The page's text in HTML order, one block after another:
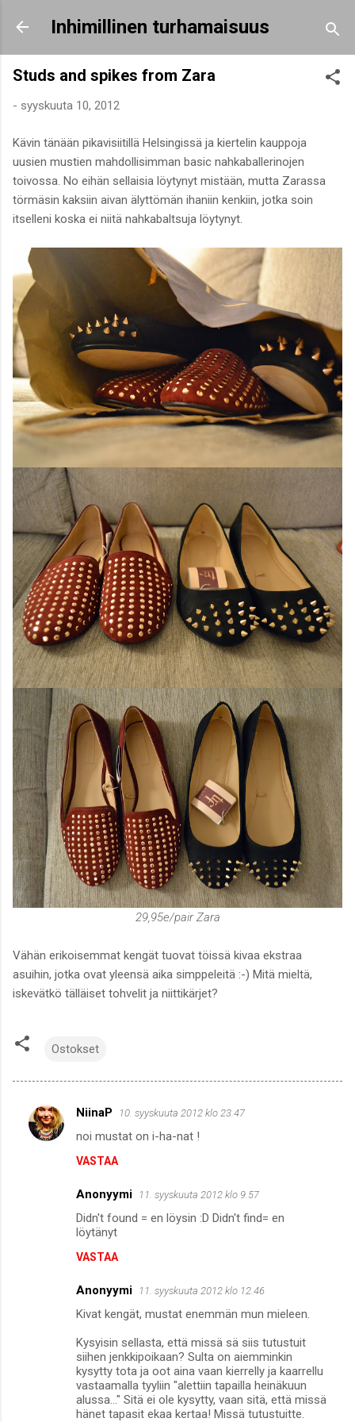
Siirry pääsisältöön
Inhimillinen turhamaisuus
Studs and spikes from Zara
- syyskuuta 10, 2012
Kävin tänään pikavisiitillä Helsingissä ja kiertelin kauppoja
uusien mustien mahdollisimman basic nahkaballerinojen
toivossa. No eihän sellaisia löytynyt mistään, mutta Zarassa
törmäsin kaksiin aivan älyttömän ihaniin kenkiin, jotka soin
itselleni koska ei niitä nahkabaltsuja löytynyt.
29,95e/pair Zara
Vähän erikoisemmat kengät tuovat töissä kivaa ekstraa
asuihin, jotka ovat yleensä aika simppeleitä :-) Mitä mieltä,
iskevätkö tälläiset tohvelit ja niittikärjet?
Ostokset
K
o
NiinaP 10. syyskuuta 2012 klo 23.47
noi mustat on i-ha-nat !
VASTAA
Anonyymi 11. syyskuuta 2012 klo 9.57
Didn't found = en löysin :D Didn't find= en
löytänyt
VASTAA
Anonyymi 11. syyskuuta 2012 klo 12.46
Kivat kengät, mustat enemmän mun mieleen.
Kysyisin sellasta, että missä sä siis tutustuit
siihen jenkkipoikaan? Sulta on aiemminkin
kysytty tota ja oot aina vaan kierrelly ja kaarrellu
vastaamalla tyyliin "alettiin tapailla heinäkuun
alussa..." Sitä ei ole kysytty, vaan sitä, että missä
hänet tapasit ekaa kertaa! Missä tutustuitte.